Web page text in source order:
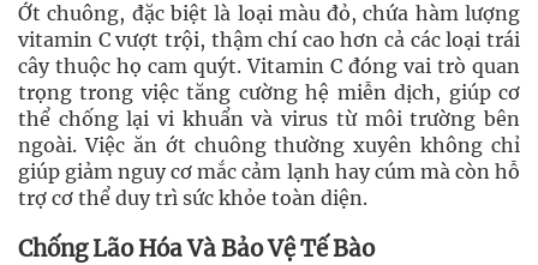
Ớt chuông, đặc biệt là loại màu đỏ, chứa hàm lượng
vitamin C vượt trội, thậm chí cao hơn cả các loại trái
cây thuộc họ cam quýt. Vitamin C đóng vai trò quan
trọng trong việc tăng cường hệ miễn dịch, giúp cơ
thể chống lại vi khuẩn và virus từ môi trường bên
ngoài. Việc ăn ớt chuông thường xuyên không chỉ
giúp giảm nguy cơ mắc cảm lạnh hay cúm mà còn hỗ
trợ cơ thể duy trì sức khỏe toàn diện.
Chống Lão Hóa Và Bảo Vệ Tế Bào